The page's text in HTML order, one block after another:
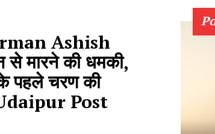
Ashish
मारने की धमकी,
पहले चरण की
Post